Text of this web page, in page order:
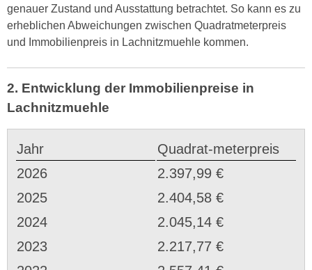
genauer Zustand und Ausstattung betrachtet. So kann es zu
erheblichen Abweichungen zwischen Quadratmeterpreis
und Immobilienpreis in Lachnitzmuehle kommen.
2. Entwicklung der Immobilienpreise in
Lachnitzmuehle
Jahr
Quadrat-meterpreis
2026
2.397,99 €
2025
2.404,58 €
2024
2.045,14 €
2023
2.217,77 €